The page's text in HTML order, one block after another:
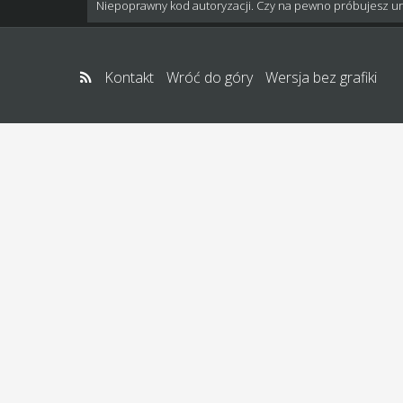
Niepoprawny kod autoryzacji. Czy na pewno próbujesz
Kontakt Wróć do góry Wersja bez grafiki